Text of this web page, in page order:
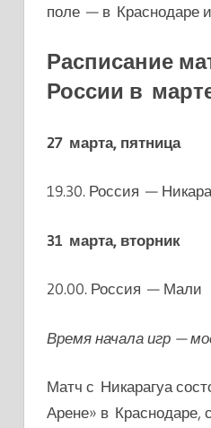
поле — в Краснодаре
Расписание
России в
27 марта, пятница
19.30. Россия —
31 марта, вторник
20.00. Россия — Мали
Время начала игр —
Матч с Никарагуа
Арене» в